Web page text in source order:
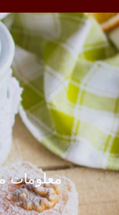
معلومات